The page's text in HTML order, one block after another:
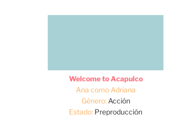
Welcome to Acapulco
Ana como Adriana
Género:Acción
Estado: Preproducción